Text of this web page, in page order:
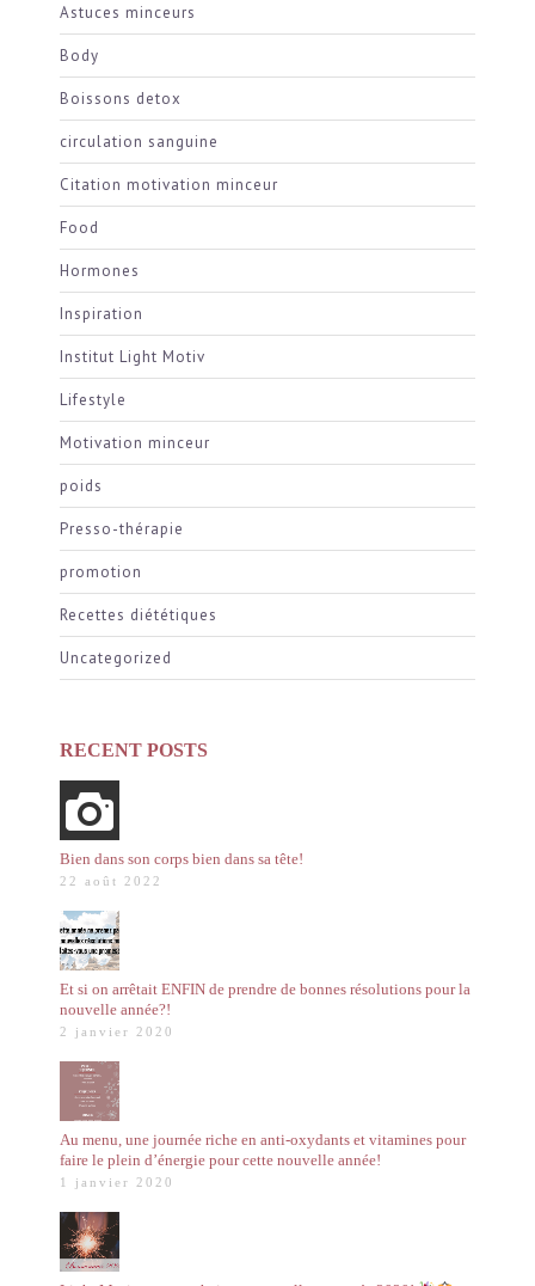
Astuces minceurs
Body
Boissons detox
circulation sanguine
Citation motivation minceur
Food
Hormones
Inspiration
Institut Light Motiv
Lifestyle
Motivation minceur
poids
Presso-thérapie
promotion
Recettes diététiques
Uncategorized
RECENT POSTS
Bien dans son corps bien dans sa tête!
22 août 2022
Et si on arrêtait ENFIN de prendre de bonnes résolutions pour la
nouvelle année?!
2 janvier 2020
Au menu, une journée riche en anti-oxydants et vitamines pour
faire le plein d’énergie pour cette nouvelle année!
1 janvier 2020